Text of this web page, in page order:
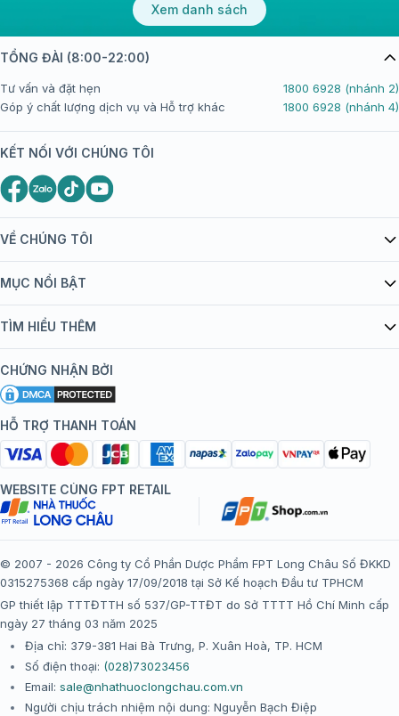
Xem danh sách
VỀ CHÚNG TÔI
Giới thiệu Tiêm Chủng FPT Long Châu
bán hàng
Chính sách nội dung
Chính sách bảo mật
Chính sách bảo mật dữ liệu cá nhân
Chính sách thanh toán
Chính sách đổi trả gói, mũi tiêm tại trung tâm tiêm chủng
FPT Long Châu
Thể lệ chương trình “Tích điểm nhận đặc quyền”
MỤC NỔI BẬT
Danh mục vắc xin
Đội ngũ bác sĩ, chuyên gia
Hệ thống trung tâm tiêm chủng
TÌM HIỂU THÊM
Khuyến mãi
Tôi nên tiêm gì?
Tiêm chủng đi nước ngoài
CHỨNG NHẬN BỞI
HỖ TRỢ THANH TOÁN
TỔNG ĐÀI (8:00-22:00)
Tư vấn và đặt hẹn
1800 6928 (nhánh 2)
Góp ý chất lượng dịch vụ và Hỗ trợ khác
1800 6928 (nhánh 4)
KẾT NỐI VỚI CHÚNG TÔI
WEBSITE CÙNG FPT RETAIL
© 2007 - 2026 Công ty Cổ Phần Dược Phẩm FPT Long Châu Số ĐKKD
0315275368 cấp ngày 17/09/2018 tại Sở Kế hoạch Đầu tư TPHCM
GP thiết lập TTTĐTTH số 537/GP-TTĐT do Sở TTTT Hồ Chí Minh cấp
ngày 27 tháng 03 năm 2025
Địa chỉ: 379-381 Hai Bà Trưng, P. Xuân Hoà, TP. HCM
Số điện thoại: (028)73023456
Email: sale@nhathuoclongchau.com.vn
Người chịu trách nhiệm nội dung: Nguyễn Bạch Điệp